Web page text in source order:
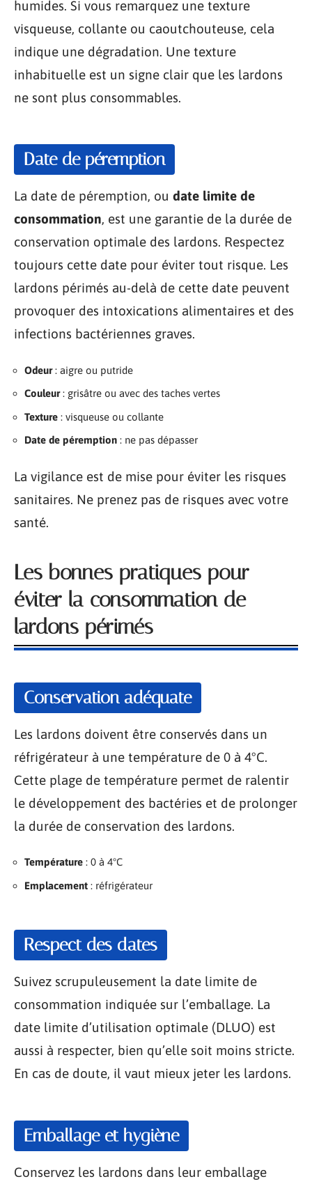
humides. Si vous remarquez une texture
visqueuse, collante ou caoutchouteuse, cela
indique une dégradation. Une texture
inhabituelle est un signe clair que les lardons
ne sont plus consommables.
Date de péremption
La date de péremption, ou date limite de
consommation, est une garantie de la durée de
conservation optimale des lardons. Respectez
toujours cette date pour éviter tout risque. Les
lardons périmés au-delà de cette date peuvent
provoquer des intoxications alimentaires et des
infections bactériennes graves.
Odeur: aigre ou putride
Couleur: grisâtre ou avec des taches vertes
Texture : visqueuse ou collante
Date de péremption : ne pas dépasser
La vigilance est de mise pour éviter les risques
sanitaires. Ne prenez pas de risques avec votre
santé.
Les bonnes pratiques pour
éviter la consommation de
lardons périmés
Conservation adéquate
Les lardons doivent être conservés dans un
réfrigérateur à une température de 0 à 4°C.
Cette plage de température permet de ralentir
le développement des bactéries et de prolonger
la durée de conservation des lardons.
Température : 0 à 4°C
Emplacement : réfrigérateur
Respect des dates
Suivez scrupuleusement la date limite de
consommation indiquée sur l’emballage. La
date limite d’utilisation optimale (DLUO) est
aussi à respecter, bien qu’elle soit moins stricte.
En cas de doute, il vaut mieux jeter les lardons.
Emballage et hygiène
Conservez les lardons dans leur emballage